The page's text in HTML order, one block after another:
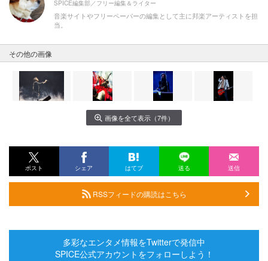
SPICE編集部／フリー編集＆ライター
音楽サイトやフリーペーパーの編集として主に邦楽アーティストを担
当。
その他の画像
画像を全て表示（7件）
ポスト シェア はてブ 送る 送信
RSSフィードの購読はこちら
多彩なエンタメ情報をTwitterで発信中
SPICE公式アカウントをフォローしよう！